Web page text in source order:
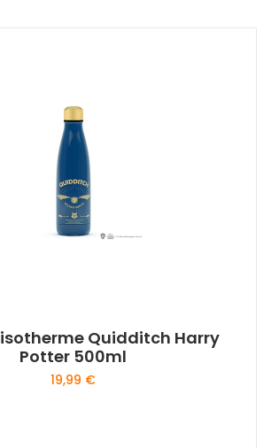
Quidditch Harry
Potter 500ml
19,99 €